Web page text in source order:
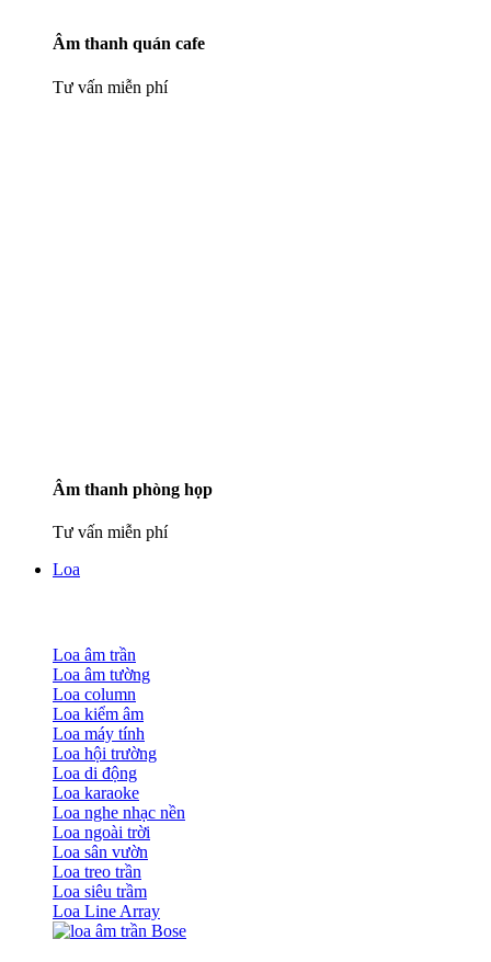
Âm thanh quán cafe
Tư vấn miễn phí
Âm thanh phòng họp
Tư vấn miễn phí
Loa
Loa âm trần
Loa âm tường
Loa column
Loa kiểm âm
Loa máy tính
Loa hội trường
Loa di động
Loa karaoke
Loa nghe nhạc nền
Loa ngoài trời
Loa sân vườn
Loa treo trần
Loa siêu trầm
Loa Line Array